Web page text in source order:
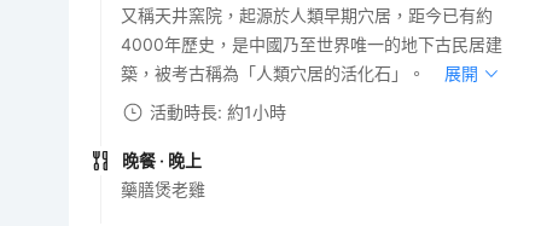
又稱天井窯院，起源於人類早期穴居，距今已有約
4000年歷史，是中國乃至世界唯一的地下古民居建
築，被考古稱為「人類穴居的活化石」。
展開
活動時長: 約1小時
晚餐 · 晚上
藥膳煲老雞